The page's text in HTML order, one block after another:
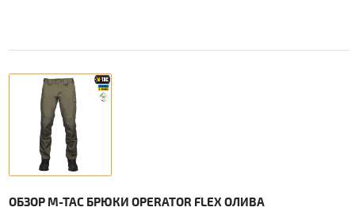
ОБЗОР M-TAC БРЮКИ OPERATOR FLEX ОЛИВА